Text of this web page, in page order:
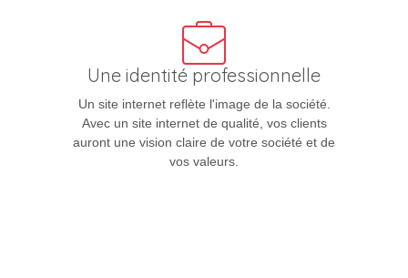
Une identité professionnelle
Un site internet reflète l'image de la société.
Avec un site internet de qualité, vos clients
auront une vision claire de votre société et de
vos valeurs.